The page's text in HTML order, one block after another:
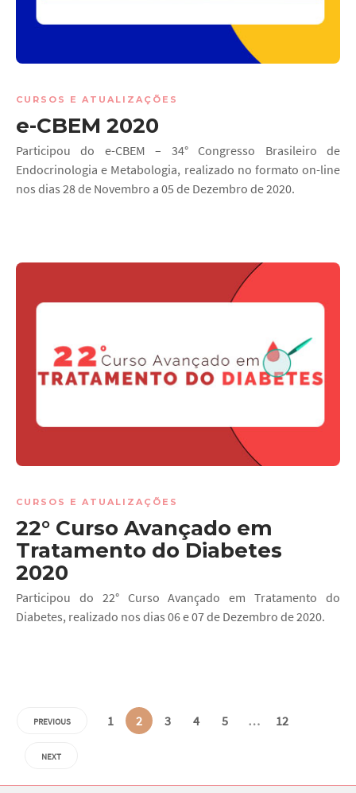
CURSOS E ATUALIZAÇÕES
e-CBEM 2020
Participou do e-CBEM – 34° Congresso Brasileiro de
Endocrinologia e Metabologia, realizado no formato on-line
nos dias 28 de Novembro a 05 de Dezembro de 2020.
CURSOS E ATUALIZAÇÕES
22° Curso Avançado em
Tratamento do Diabetes
2020
Participou do 22° Curso Avançado em Tratamento do
Diabetes, realizado nos dias 06 e 07 de Dezembro de 2020.
PREVIOUS 1 2 3 4 5 … 12
NEXT